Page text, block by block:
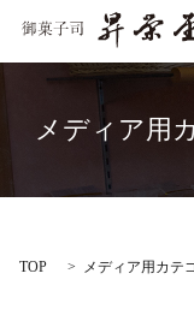
メディア用
TOP メディア用カテ